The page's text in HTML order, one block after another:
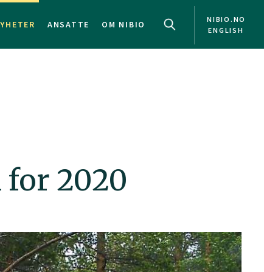
ANSATTE OM NIBIO
NIBIO.NO
ENGLISH
2020